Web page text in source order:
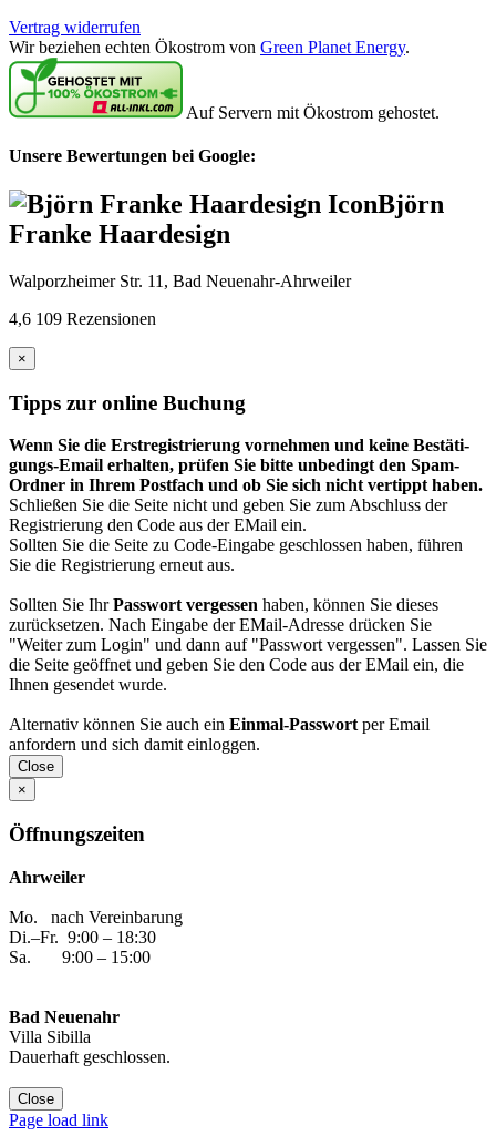
Vertrag widerrufen
Wir beziehen echten Ökostrom von Green Planet Energy.
Auf Servern mit Ökostrom gehostet.
Unsere Bewertungen bei Google:
Björn
Franke Haardesign
Walporzheimer Str. 11, Bad Neuenahr-Ahrweiler
4,6 109 Rezensionen
×
Tipps zur online Buchung
Wenn Sie die Erst­regis­trierung vor­nehmen und keine Bestäti­
gungs-Email erhalten, prüfen Sie bitte unbedingt den Spam-
Ordner in Ihrem Post­fach und ob Sie sich nicht vertippt haben.
Schließen Sie die Seite nicht und geben Sie zum Abschluss der
Registrierung den Code aus der EMail ein.
Sollten Sie die Seite zu Code-Eingabe geschlossen haben, führen
Sie die Registrierung erneut aus.
Sollten Sie IhrPasswort vergessen haben, können Sie dieses
zurück­setzen. Nach Eingabe der EMail-Adresse drücken Sie
"Weiter zum Login" und dann auf "Passwort vergessen". Lassen Sie
die Seite geöffnet und geben Sie den Code aus der EMail ein, die
Ihnen gesendet wurde.
Alternativ können Sie auch ein Einmal-Passwortper Email
anfordern und sich damit einloggen.
Close
×
Öffnungszeiten
Ahrweiler
Mo. nach Vereinbarung
Di.–Fr. 9:00 – 18:30
Sa. 9:00 – 15:00
Bad Neuenahr
Villa Sibilla
Dauerhaft geschlossen.
Close
Facebook
Instagram
YouTube
Yelp
WhatsApp
E-
Page load link